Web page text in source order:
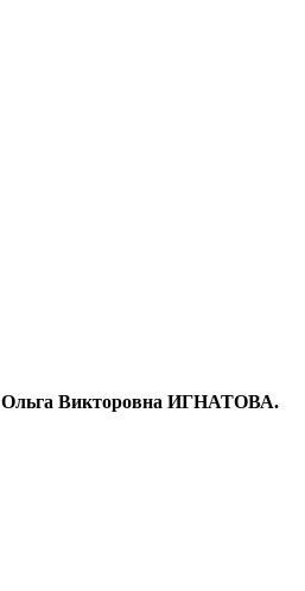
Ольга Викторовна ИГНАТОВА.